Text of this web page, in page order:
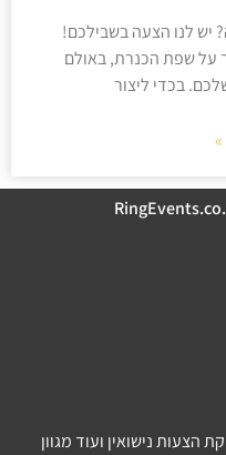
יש לנו הצעה בשבילכם!
על שפת הכנרת, באולם
בכדי ליצור
נישואין ועוד מגוון